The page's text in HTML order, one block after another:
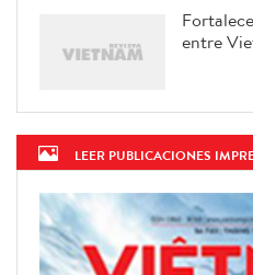
entre
LEER PUBLICACIONES